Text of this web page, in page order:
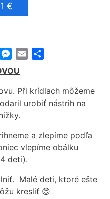
1 €
WhatsApp
Messenger
Email
Při krídlach môžeme
urobiť nástrih na
a zlepíme podľa
vlepíme obálku
deti).
Malé deti, ktoré ešte
kresliť 😊